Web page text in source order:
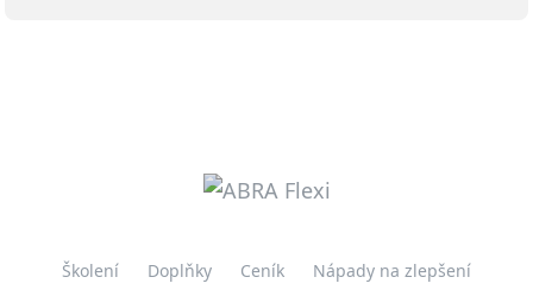
Školení Doplňky Ceník Nápady na zlepšení